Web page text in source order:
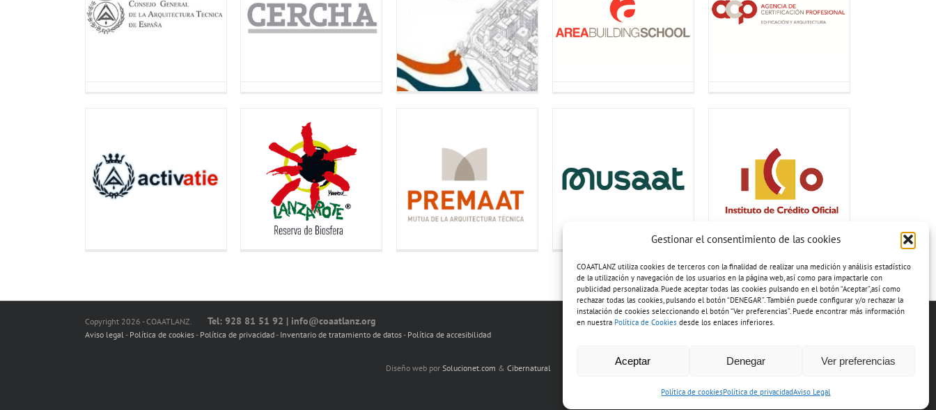
Gestionar el consentimiento de las cookies
COAATLANZ utiliza cookies de terceros con la finalidad de realizar una medición y análisis estadístico
de la utilización y navegación de los usuarios en la página web, así como para impactarle con
publicidad personalizada. Puede aceptar todas las cookies pulsando en el botón “Aceptar”,así como
rechazar todas las cookies, pulsando el botón “DENEGAR”. También puede configurar y/o rechazar la
instalación de cookies seleccionando el botón “Ver preferencias”. Puede encontrar más información
en nuestra Política de Cookies desde los enlaces inferiores.
Aceptar Denegar Ver preferencias
Política de cookiesPolítica de privacidadAviso Legal
Copyright 2026 - COAATLANZ. Tel: 928 81 51 92 | info@coaatlanz.org
Aviso legal- Política de cookies- Política de privacidad- Inventario de tratamiento de datos- Política de accesibilidad
Diseño web por Solucionet.com & Cibernatural